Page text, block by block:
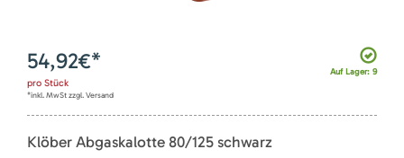
Auf Lager: 9
54,92€*
pro Stück
*inkl. MwSt zzgl. Versand
Klöber Abgaskalotte 80/125 schwarz